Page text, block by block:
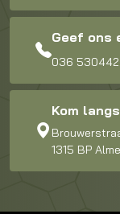
Geef ons
036
Kom
1315 BP